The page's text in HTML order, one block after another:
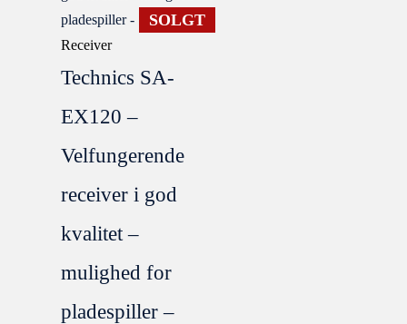
SOLGT
Receiver
Technics SA-
EX120 –
Velfungerende
receiver i god
kvalitet –
mulighed for
pladespiller –